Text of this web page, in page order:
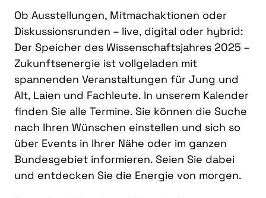
Ob Ausstellungen, Mitmachaktionen oder
Diskussionsrunden – live, digital oder hybrid:
Der Speicher des Wissenschaftsjahres 2025 –
Zukunftsenergie ist vollgeladen mit
spannenden Veranstaltungen für Jung und
Alt, Laien und Fachleute. In unserem Kalender
finden Sie alle Termine. Sie können die Suche
nach Ihren Wünschen einstellen und sich so
über Events in Ihrer Nähe oder im ganzen
Bundesgebiet informieren. Seien Sie dabei
und entdecken Sie die Energie von morgen.